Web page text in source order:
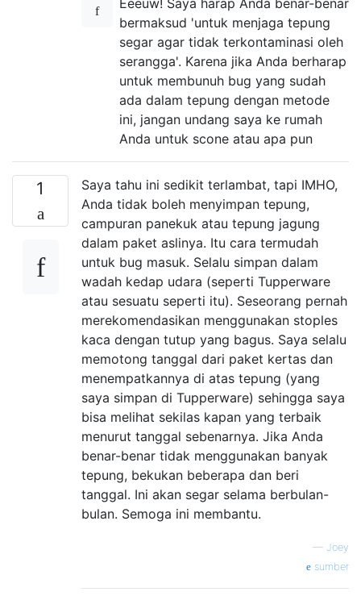
bermaksud 'untuk menjaga tepung
segar agar tidak terkontaminasi oleh
serangga'. Karena jika Anda berharap
untuk membunuh bug yang sudah
ada dalam tepung dengan metode
ini, jangan undang saya ke rumah
Anda untuk scone atau apa pun
1
Saya tahu ini sedikit terlambat, tapi IMHO,
Anda tidak boleh menyimpan tepung,
campuran panekuk atau tepung jagung
dalam paket aslinya. Itu cara termudah
untuk bug masuk. Selalu simpan dalam
wadah kedap udara (seperti Tupperware
atau sesuatu seperti itu). Seseorang pernah
merekomendasikan menggunakan stoples
kaca dengan tutup yang bagus. Saya selalu
memotong tanggal dari paket kertas dan
menempatkannya di atas tepung (yang
saya simpan di Tupperware) sehingga saya
bisa melihat sekilas kapan yang terbaik
menurut tanggal sebenarnya. Jika Anda
benar-benar tidak menggunakan banyak
tepung, bekukan beberapa dan beri
tanggal. Ini akan segar selama berbulan-
bulan. Semoga ini membantu.
— Joey
sumber